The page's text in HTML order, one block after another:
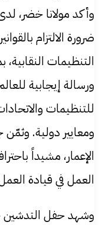
وأكد مولانا خضر،
ضرورة الالتزام
التنظيمات
ورسالة إيجابية
للتنظيمات
ومعايير دولية. وثمّن
الإعمار، مشيداً
العمل في قيادة
وشهد حفل